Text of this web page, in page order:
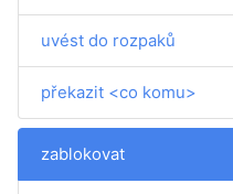
uvést do rozpaků
překazit <co komu>
zablokovat